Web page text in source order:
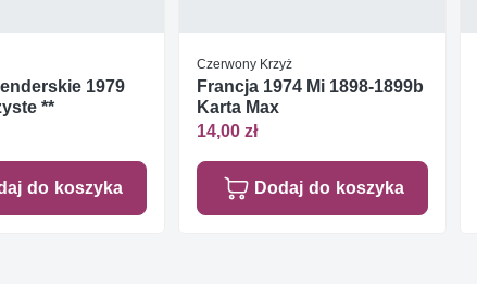
1979
**
do koszyka
Czerwony Krzyż
Francja 1974 Mi 1898-1899b
Karta Max
14,00 zł
Dodaj do koszyka